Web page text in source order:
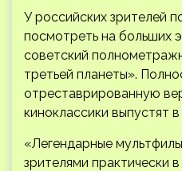
У российских зрителей
посмотреть на больших
советский
третьей планеты».
отреставрированную
киноклассики выпустят
«Легендарные
зрителями практически